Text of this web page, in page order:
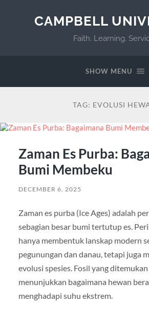
CAMPBELL
Faith. Learning.
SHOW MENU
TAG: EVOLUSI
Zaman Es Purba:
Bumi Membeku
DECEMBER 6, 2025
Zaman es purba (Ice Ages) adalah
sebagian besar bumi tertutup es.
hanya membentuk lanskap modern
pegunungan dan danau, tetapi juga
evolusi spesies. Fosil yang
menunjukkan bagaimana hewan
menghadapi suhu ekstrem.